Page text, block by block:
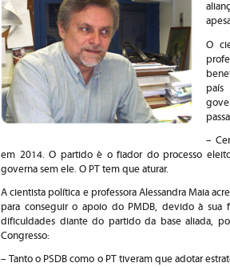
O
–
em 2014. O partido é o fiador do processo
governa sem ele. O PT tem que aturar.
A cientista política e professora Alessandra Maia
para conseguir o apoio do PMDB, devido à sua
dificuldades diante do partido da base aliada,
Congresso:
– Tanto o PSDB como o PT tiveram que adotar